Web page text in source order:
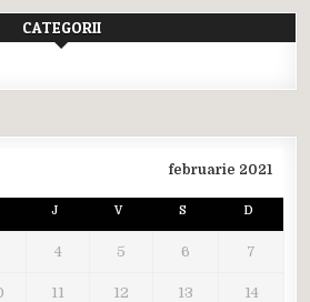
CATEGORII
februarie 2021
J V S D
4 5 6 7
11 12 13 14